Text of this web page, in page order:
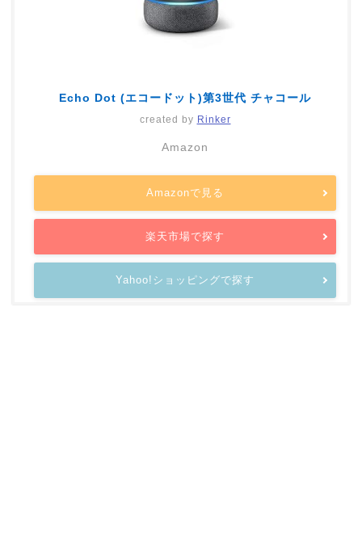
Echo Dot (エコードット)第3世代 チャコール
created by Rinker
Amazon
Amazonで見る
楽天市場で探す
Yahoo!ショッピングで探す